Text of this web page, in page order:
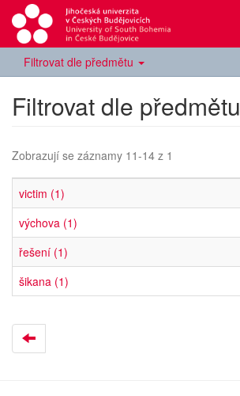
Filtrovat dle předmětu
Filtrovat dle předmětu
Zobrazují se záznamy 11-14 z 1
victim (1)
výchova (1)
řešení (1)
šikana (1)